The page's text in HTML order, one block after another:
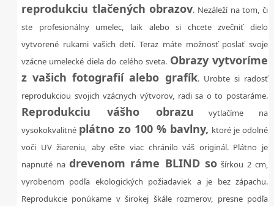
reprodukciu tlačených obrazov. Nezáleží na tom, či
ste profesionálny umelec, laik alebo si chcete zvečniť dielo
vytvorené rukami vašich detí. Teraz máte možnosť poslať svoje
vzácne umelecké diela do celého sveta. Obrazy vytvoríme
z vašich fotografií alebo grafík. Urobte si radosť
reprodukciou svojich vzácnych výtvorov, radi sa o to postaráme.
Reprodukciu vášho obrazu vytlačíme na
vysokokvalitné plátno zo 100 % bavlny, ktoré je odolné
voči UV žiareniu, aby ešte viac chránilo váš originál. Plátno je
napnuté nadrevenom ráme BLIND sošírkou 2 cm,
vyrobenom podľa ekologických požiadaviek a je bez zápachu.
Reprodukcie ponúkame v širokej škále rozmerov, presne podľa